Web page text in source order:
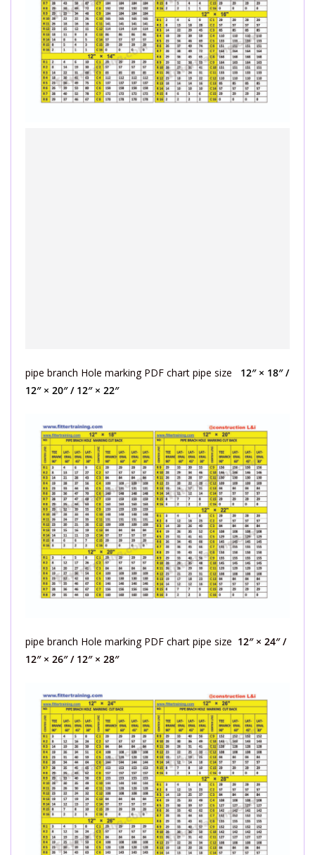
pipe branch Hole marking PDF chart pipe size
12″ × 18″ /
12″ × 20″ / 12″ × 22″
pipe branch Hole marking PDF chart pipe size 12″ × 24″ /
12″ × 26″ / 12″ × 28″